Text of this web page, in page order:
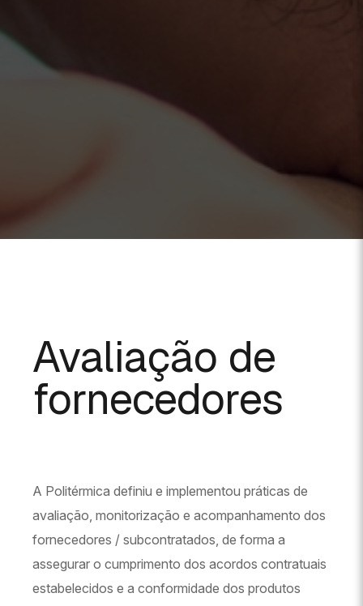
Avaliação de
fornecedores
A Politérmica definiu e implementou práticas de
avaliação, monitorização e acompanhamento dos
fornecedores / subcontratados, de forma a
assegurar o cumprimento dos acordos contratuais
estabelecidos e a conformidade dos produtos